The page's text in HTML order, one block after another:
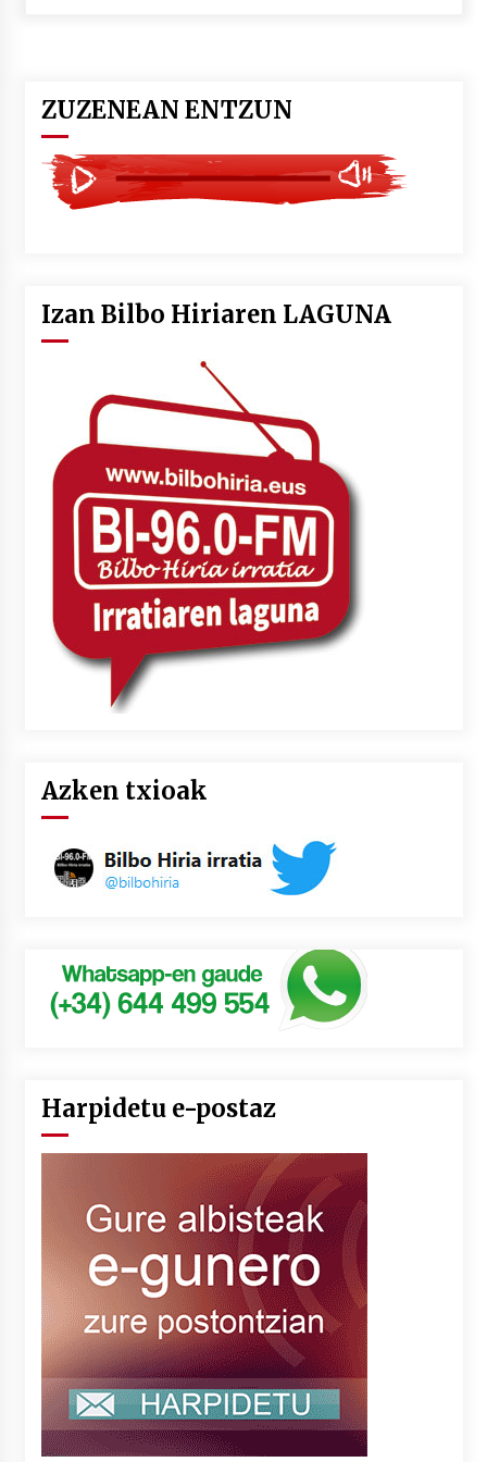
Larunbatean Plentziako Itsas Martxa ospatuko
da
2026/07/07
2026/07/07
Uribitarte40 aretoan
2026/07/03
SOINUGELA: Paul McCartney eta Ringo Starr-en
lan berriak
2026/07/03
MUSIBLA #297: Bide, Boards Of Canada, Somak,
Tiga, Twisted Teens, Underscores, Habia
2026/07/02
ZUZENEAN ENTZUN
Izan Bilbo Hiriaren LAGUNA
Azken txioak
Harpidetu e-postaz